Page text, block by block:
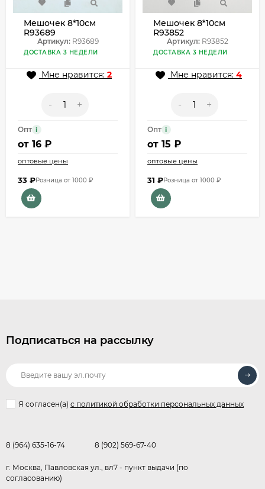
Мешочек 8*10см
R93689
Артикул:R93689
ДОСТАВКА 3 НЕДЕЛИ
Мне нравится: 2
- +
Опт i
от 16 ₽
оптовые цены
33 ₽Розница от 1000 ₽
Мешочек 8*10см
R93852
Артикул:R93852
ДОСТАВКА 3 НЕДЕЛИ
Мне нравится: 4
- +
Опт i
от 15 ₽
оптовые цены
31 ₽Розница от 1000 ₽
Подписаться на рассылку
Я согласен(a) с политикой обработки персональных данных
8 (964) 635-16-74 8 (902) 569-67-40
г. Москва, Павловская ул., вл7 - пункт выдачи (по
согласованию)